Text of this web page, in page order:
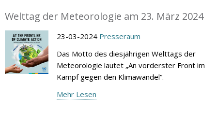
Welttag der Meteorologie am 23. März 2024
23-03-2024 Presseraum
Das Motto des diesjährigen Welttags der
Meteorologie lautet „An vorderster Front im
Kampf gegen den Klimawandel“.
Mehr Lesen